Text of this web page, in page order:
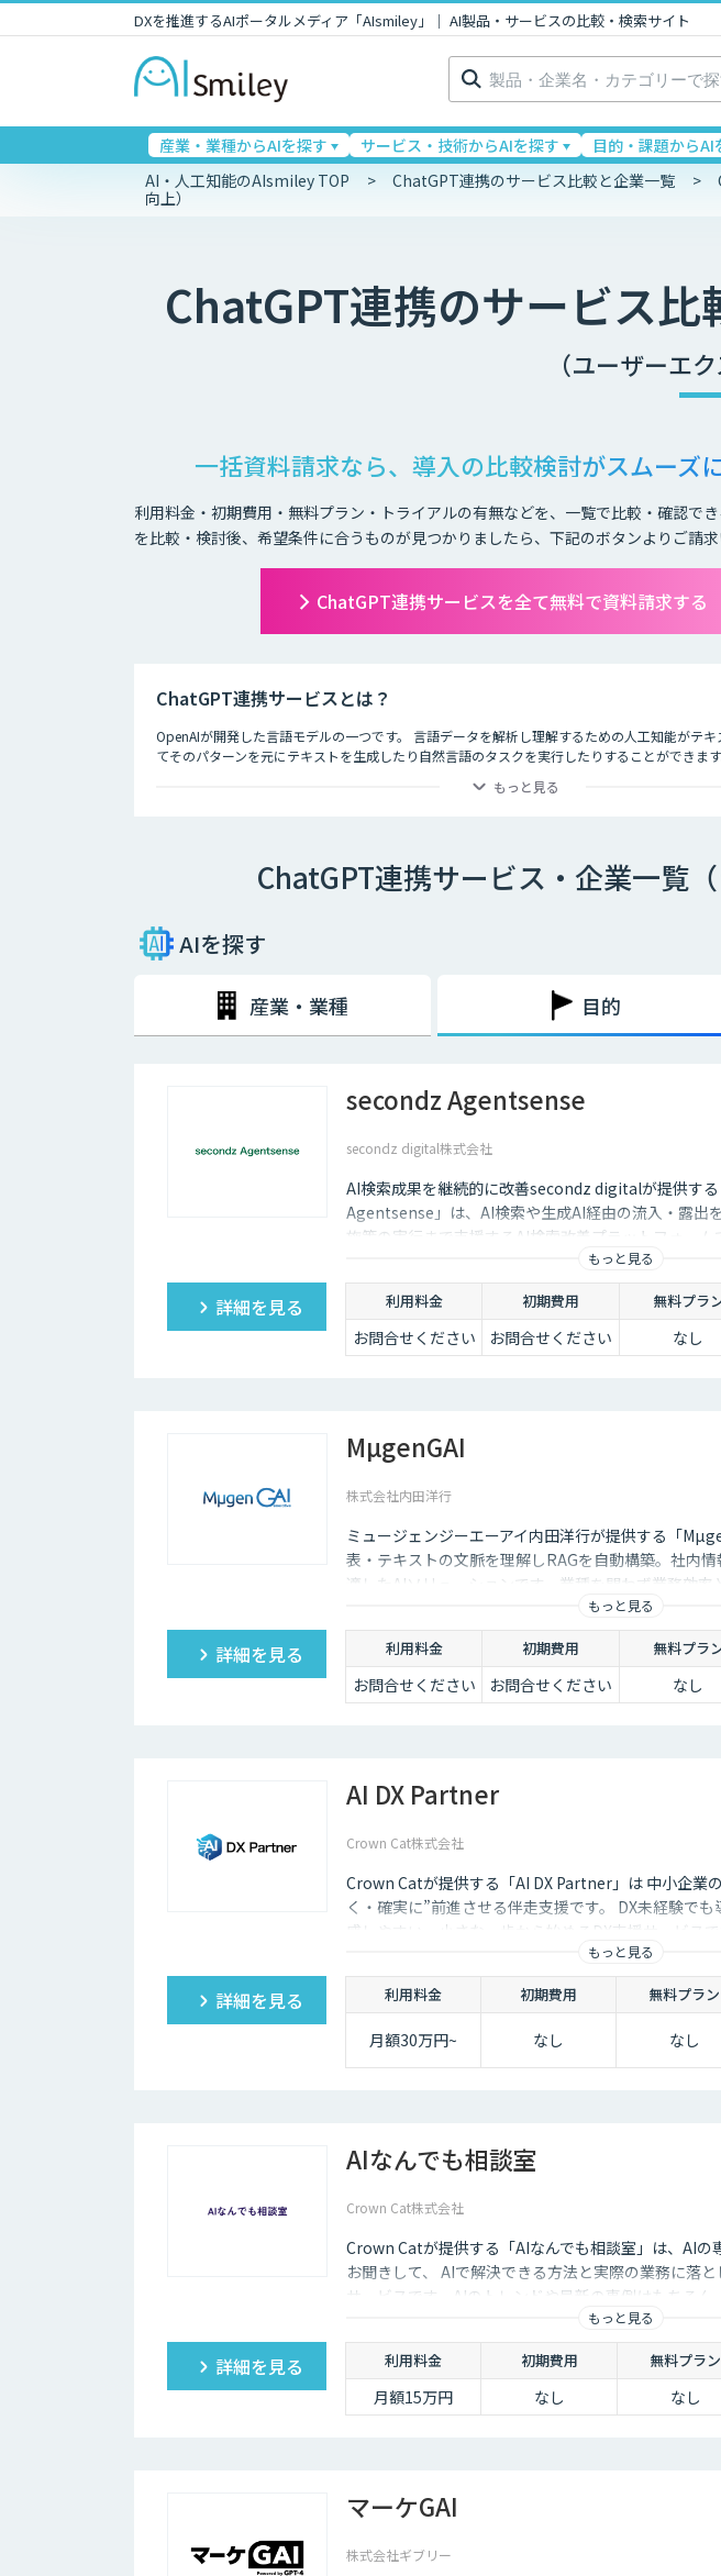
DXを推進するAIポータルメディア「AIsmiley」｜ AI製品・サービスの比較・検索サイト
検
索:
産業・業種からAIを探す サービス・技術からAIを探す 目的・課題からAI
AI・人工知能のAIsmiley TOP ChatGPT連携のサービス比較と企業一覧
向上）
ChatGPT連携のサービス比
（ユーザーエ
一括資料請求なら、導入の比較検討がスムーズ
利用料金・初期費用・無料プラン・トライアルの有無などを、一覧で比較・確認で
を比較・検討後、希望条件に合うものが見つかりましたら、下記のボタンよりご請求
ChatGPT連携サービスを全て無料で資料請求する
ChatGPT連携サービスとは？
OpenAIが開発した言語モデルの一つです。 言語データを解析し理解するための人工知能がテ
てそのパターンを元にテキストを生成したり自然言語のタスクを実行したりすることができま
もっと見る
ChatGPT連携サービス・企業一覧（
AIを探す
産業・業種 目的
secondz Agentsense
secondz digital株式会社
AI検索成果を継続的に改善secondz digitalが提供す
Agentsense」は、AI検索や生成AI経由の流入・露出
施策の実行まで支援するAI検索改善プラットフォーム
もっと見る
詳細を見る 利用料金 初期費用 無料プラ
お問合せください お問合せください なし
MµgenGAI
株式会社内田洋行
ミュージェンジーエーアイ内田洋行が提供する「
表・テキストの文脈を理解しRAGを自動構築。社内
適したAIソリューションです。業種を問わず業務効率
もっと見る
詳細を見る 利用料金 初期費用 無料プラ
お問合せください お問合せください なし
AI DX Partner
Crown Cat株式会社
Crown Catが提供する「AI DX Partner」は 中小企業
く・確実に”前進させる伴走支援です。 DX未経験で
感しやすい、小さな一歩から始めるDX支援サービス
大手企業のDX支援で培ったノウハウをベースに、 地
実的なDX”を設計・実装・運用まで一貫して支援いた
サル×開発×AIの力で、現場に寄り添った 『ちょうど
もっと見る
詳細を見る 利用料金 初期費用 無料プラン
月額30万円~ なし なし
AIなんでも相談室
Crown Cat株式会社
Crown Catが提供する「AIなんでも相談室」は、AIの
お聞きして、 AIで解決できる方法と実際の業務に落
サービスです。AIのトレンドや最新の事例はもちろ
価にクイックに知ることができます。もっと見る
詳細を見る 利用料金 初期費用 無料プラン
月額15万円 なし なし
マーケGAI
株式会社ギブリー